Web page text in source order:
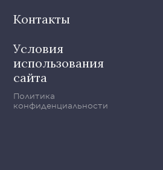
Контакты
Условия
использования
сайта
Политика
конфиденциальности